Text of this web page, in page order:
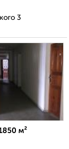
3
м²